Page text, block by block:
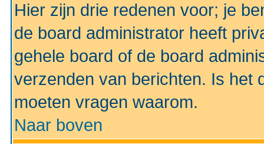
Hier zijn drie redenen voor; je
de board administrator heeft
gehele board of de board
verzenden van berichten. Is het
moeten vragen waarom.
Naar boven